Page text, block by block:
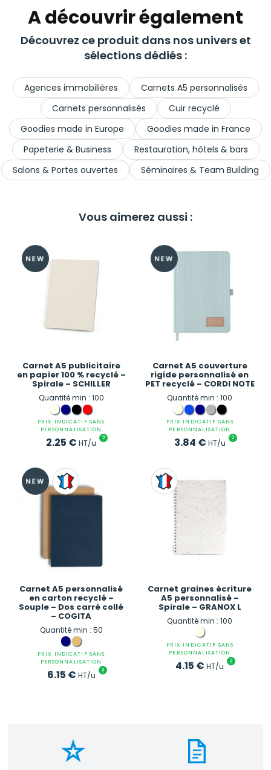
A découvrir également
Découvrez ce produit dans nos univers et
sélections dédiés :
Agences immobilières
Carnets A5 personnalisés
Carnets personnalisés
Cuir recyclé
Goodies made in Europe
Goodies made in France
Papeterie & Business
Restauration, hôtels & bars
Salons & Portes ouvertes
Séminaires & Team Building
Vous aimerez aussi :
Carnet A5 publicitaire
en papier 100 % recyclé –
Spirale – SCHILLER
Quantité min : 100
PRIX INDICATIF SANS
PERSONNALISATION
2.25 € HT/u ?
Carnet A5 couverture
rigide personnalisé en
PET recyclé – CORDI NOTE
Quantité min : 100
PRIX INDICATIF SANS
PERSONNALISATION
3.84 € HT/u ?
Carnet A5 personnalisé
en carton recyclé –
Souple – Dos carré collé
– COGITA
Quantité min : 50
PRIX INDICATIF SANS
PERSONNALISATION
6.15 € HT/u ?
Carnet graines écriture
A5 personnalisé –
Spirale – GRANOX L
Quantité min : 100
PRIX INDICATIF SANS
PERSONNALISATION
4.15 € HT/u ?